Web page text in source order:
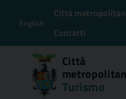
English
Città
Contatti
Città
Turismo